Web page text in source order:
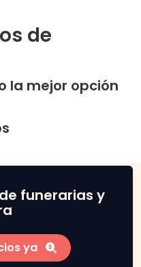
de
la mejor opción
funerarias y
ya